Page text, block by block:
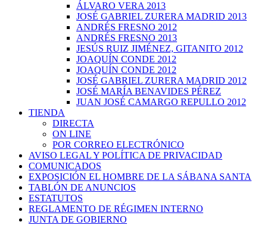
ÁLVARO VERA 2013
JOSÉ GABRIEL ZURERA MADRID 2013
ANDRÉS FRESNO 2012
ANDRÉS FRESNO 2013
JESÚS RUIZ JIMÉNEZ, GITANITO 2012
JOAQUÍN CONDE 2012
JOAQUÍN CONDE 2012
JOSÉ GABRIEL ZURERA MADRID 2012
JOSÉ MARÍA BENAVIDES PÉREZ
JUAN JOSÉ CAMARGO REPULLO 2012
TIENDA
DIRECTA
ON LINE
POR CORREO ELECTRÓNICO
AVISO LEGAL Y POLÍTICA DE PRIVACIDAD
COMUNICADOS
EXPOSICIÓN EL HOMBRE DE LA SÁBANA SANTA
TABLÓN DE ANUNCIOS
ESTATUTOS
REGLAMENTO DE RÉGIMEN INTERNO
JUNTA DE GOBIERNO